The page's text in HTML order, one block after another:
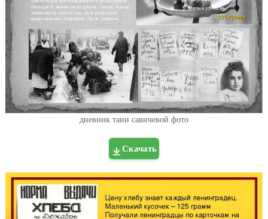
дневник тани савичевой фото
Скачать